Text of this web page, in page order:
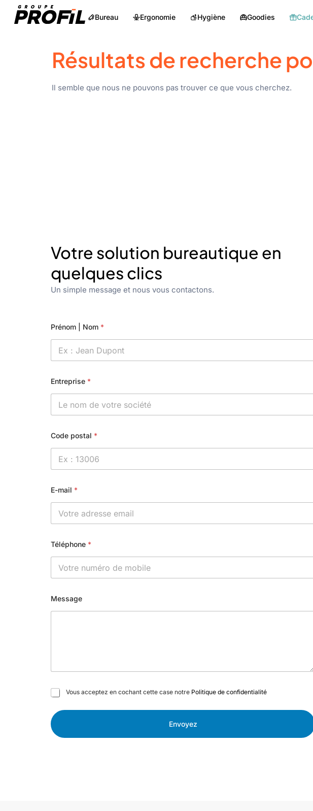
Bureau Ergonomie Hygiène Goodies
Résultats de recherche
Il semble que nous ne pouvons pas trouver ce que vous cherchez.
Votre solution bureautique en
quelques clics
Un simple message et nous vous contactons.
Prénom | Nom *
Entreprise *
Code postal *
E-mail *
Téléphone *
Message
C
e
s
Vous acceptez en cochant cette case notre Politique de confidentialité
Envoyez